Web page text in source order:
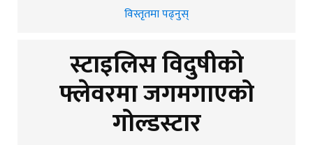
विस्तृतमा पढ्नुस्
स्टाइलिस विदुषीको
फ्लेवरमा जगमगाएको
गोल्डस्टार